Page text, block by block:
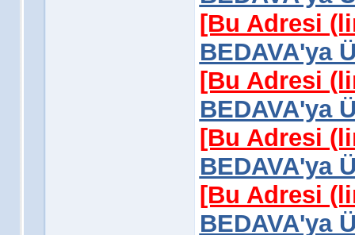
[Bu Adresi
BEDAVA'ya
[Bu Adresi
BEDAVA'ya
[Bu Adresi
BEDAVA'ya
[Bu Adresi
BEDAVA'ya